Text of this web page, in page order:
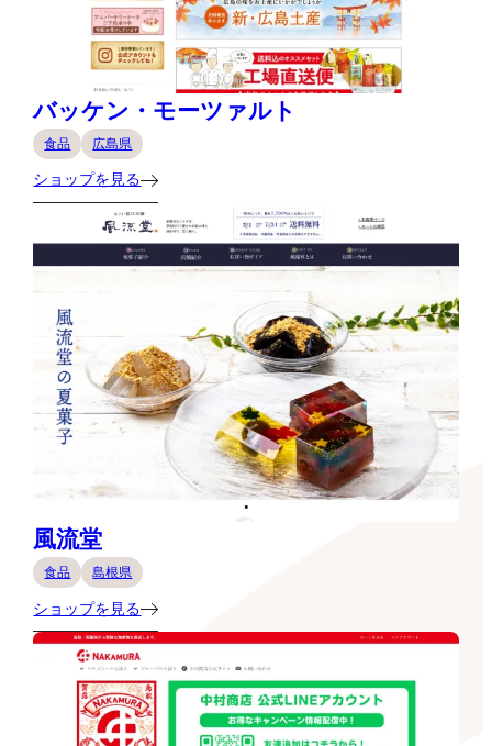
バッケン・モーツァルト
食品 広島県
ショップを見る
風流堂
食品 島根県
ショップを見る